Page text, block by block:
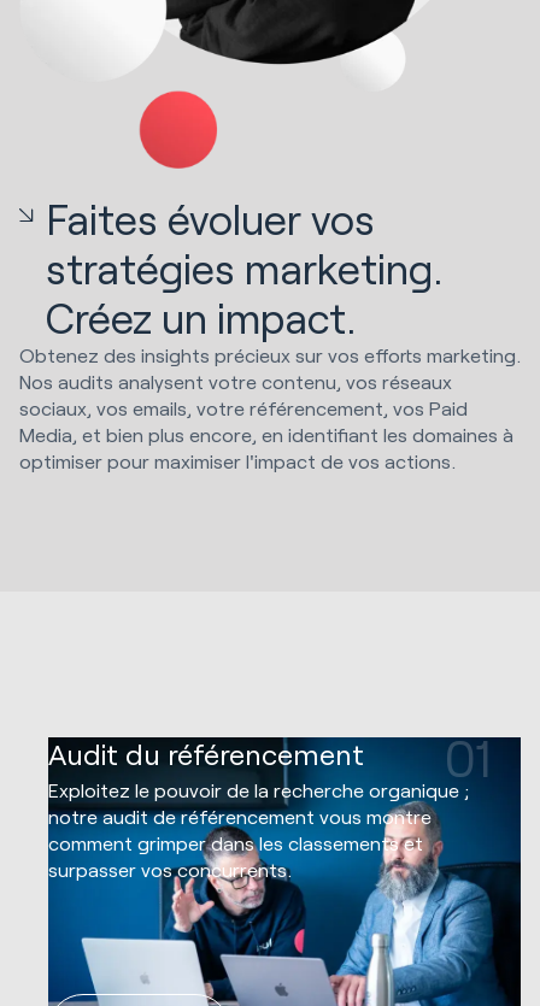
Faites évoluer vos
stratégies marketing.
Créez un impact.
Obtenez des insights précieux sur vos efforts marketing.
Nos audits analysent votre contenu, vos réseaux
sociaux, vos emails, votre référencement, vos Paid
Media, et bien plus encore, en identifiant les domaines à
optimiser pour maximiser l'impact de vos actions.
Audit du référencement 01
Exploitez le pouvoir de la recherche organique ;
notre audit de référencement vous montre
comment grimper dans les classements et
surpasser vos concurrents.